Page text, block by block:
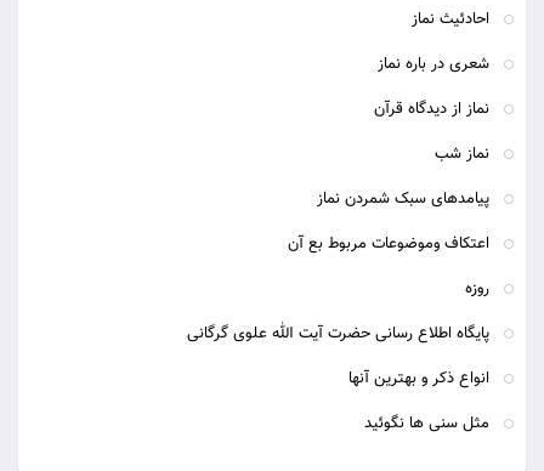
کل محتلم؛
بر هر مکلف رفتن به نماز جمعه واجب است.
قال رسول الله - صلی الله علیه و آله -:ان من افضل ایامکم یوم
همانا از بهترین روزهای شما روز جمعه می باشد.
(کنزالعمال، ج 7، ص 708، ح 21037)
احادئیث نماز
شعری در باره نماز
نماز از دیدگاه قرآن
نماز شب
پیامدهای سبک شمردن نماز
اعتکاف وموضوعات مربوط بع آن
روزه
پایگاه اطلاع رسانی حضرت آیت الله علوی گرگانی
انواع ذکر و بهترین آنها
مثل سنی ها نگوئید